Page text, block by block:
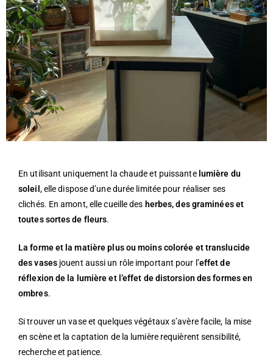
En utilisant uniquement la chaude et puissante lumière du
soleil , elle dispose d’une durée limitée pour réaliser ses
clichés. En amont, elle cueille des herbes, des graminées et
toutes sortes de fleurs.
La forme et la matière plus ou moins colorée et translucide
des vasesjouent aussi un rôle important pour l’effet de
réflexion de la lumière et l’effet de distorsion des formes en
ombres.
Si trouver un vase et quelques végétaux s’avère facile, la mise
en scène et la captation de la lumière requièrent sensibilité,
recherche et patience.